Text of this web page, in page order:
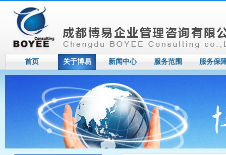
首页 关于博易 新闻中心 服务范围 服务保